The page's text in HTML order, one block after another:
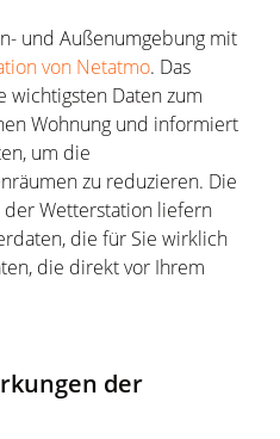
und Außenumgebung mit
von Netatmo. Das
wichtigsten Daten zum
Wohnung und informiert
um die
zu reduzieren. Die
Wetterstation liefern
die für Sie wirklich
die direkt vor Ihrem
der